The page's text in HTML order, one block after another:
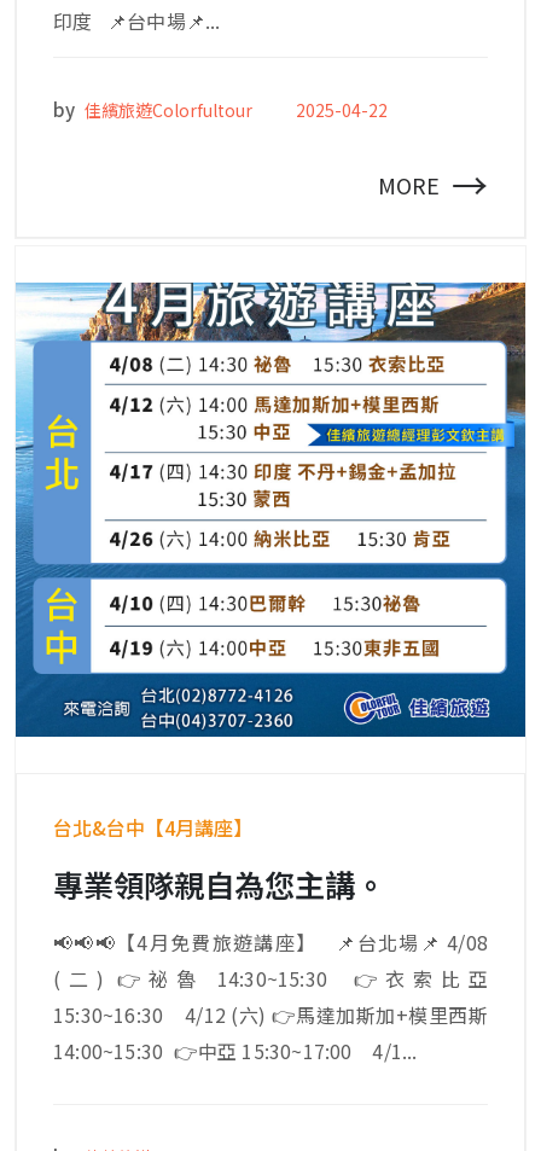
印度 📌台中場📌...
by 佳繽旅遊Colorfultour 2025-04-22
MORE →
台北&台中【4月講座】
專業領隊親自為您主講。
📢📢📢【4月免費旅遊講座】 📌台北場📌 4/08
(二) 👉祕魯 14:30~15:30 👉衣索比亞
15:30~16:30 4/12 (六) 👉馬達加斯加+模里西斯
14:00~15:30 👉中亞 15:30~17:00 4/1...